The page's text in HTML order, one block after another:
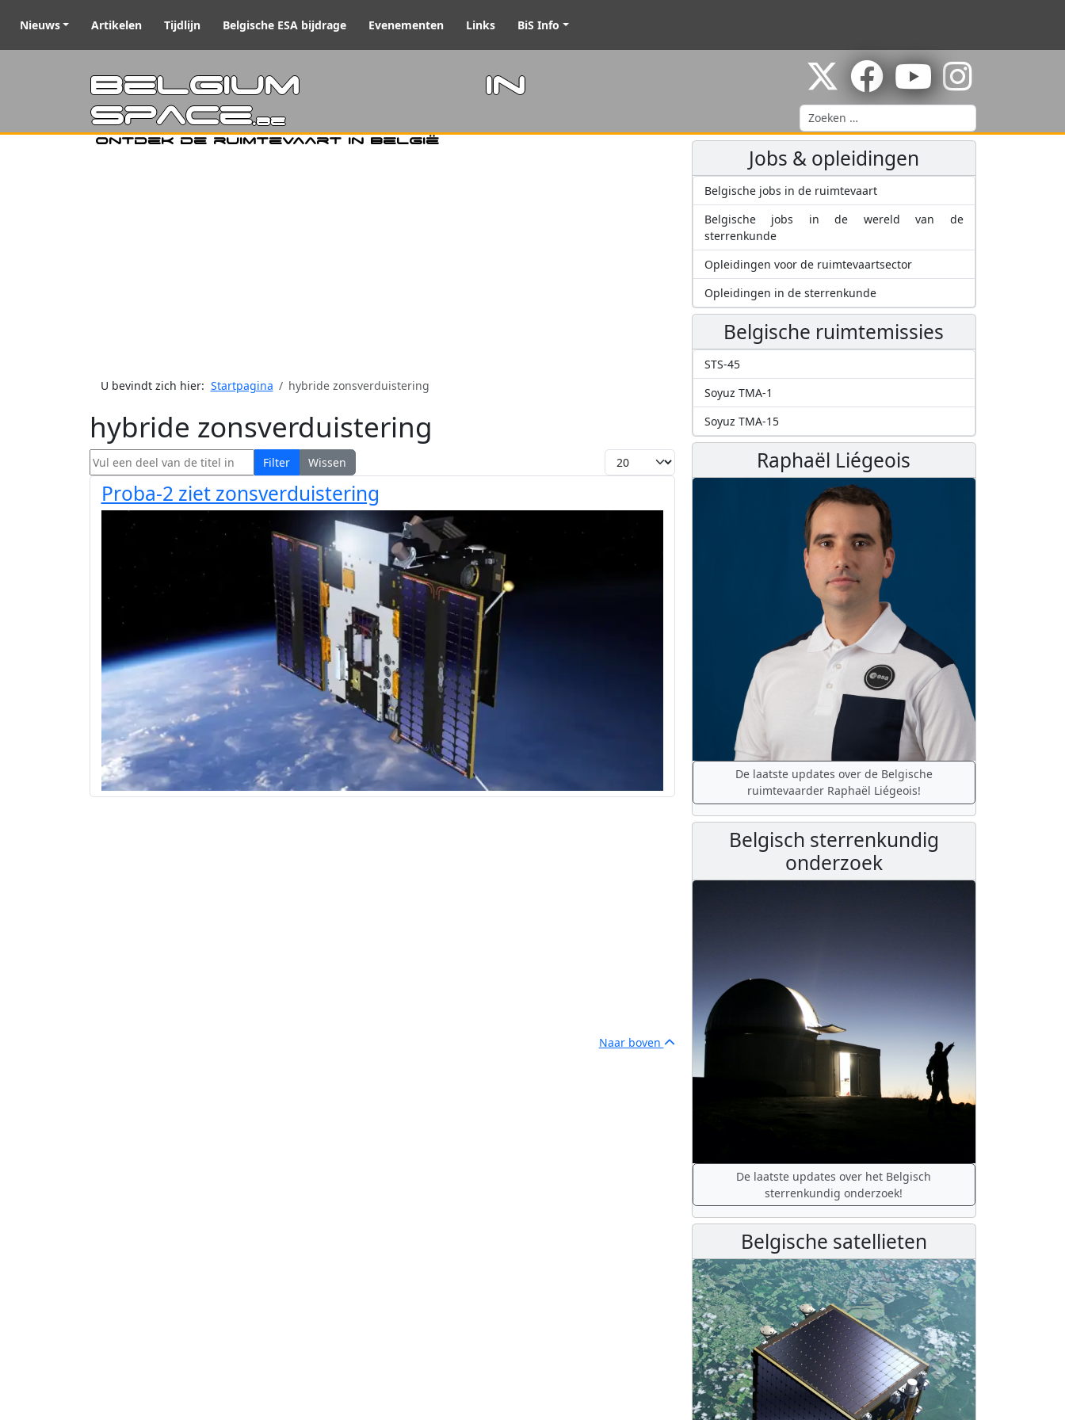
Nieuws Artikelen Tijdlijn Belgische ESA bijdrage Evenementen Links BiS Info
Belgium in
Space.be
Ontdek de ruimtevaart in België
Zoeken
U bevindt zich hier: Startpagina hybride zonsverduistering
hybride zonsverduistering
Vul een deel van de titel in Filter Wissen Toon #
Proba-2 ziet zonsverduistering
Naar boven
Jobs & opleidingen
Belgische jobs in de ruimtevaart
Belgische jobs in de wereld van de
sterrenkunde
Opleidingen voor de ruimtevaartsector
Opleidingen in de sterrenkunde
Belgische ruimtemissies
STS-45
Soyuz TMA-1
Soyuz TMA-15
Raphaël Liégeois
De laatste updates over de Belgische
ruimtevaarder Raphaël Liégeois!
Belgisch sterrenkundig
onderzoek
De laatste updates over het Belgisch
sterrenkundig onderzoek!
Belgische satellieten